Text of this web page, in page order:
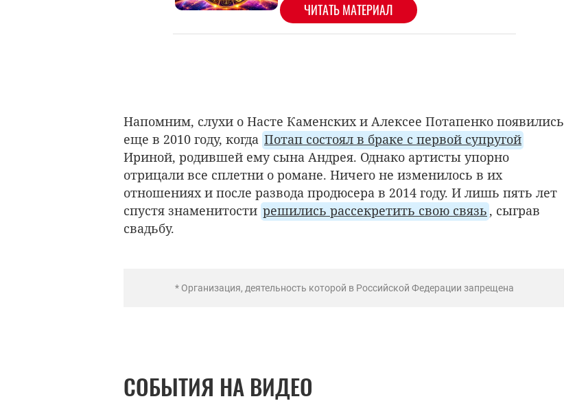
Напомним, слухи о Насте Каменских и Алексее Потапенко появились
еще в 2010 году, когда Потап состоял в браке с первой супругой
Ириной, родившей ему сына Андрея. Однако артисты упорно
отрицали все сплетни о романе. Ничего не изменилось в их
отношениях и после развода продюсера в 2014 году. И лишь пять лет
спустя знаменитости решились рассекретить свою связь , сыграв
свадьбу.
* Организация, деятельность которой в Российской Федерации запрещена
СОБЫТИЯ НА ВИДЕО